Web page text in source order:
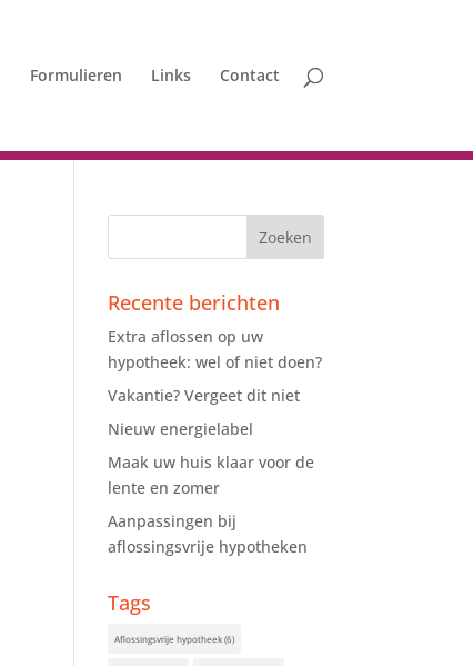
Formulieren Links Contact
Recente berichten
Extra aflossen op uw
hypotheek: wel of niet doen?
Vakantie? Vergeet dit niet
Nieuw energielabel
Maak uw huis klaar voor de
lente en zomer
Aanpassingen bij
aflossingsvrije hypotheken
Tags
Aflossingsvrije hypotheek(6)